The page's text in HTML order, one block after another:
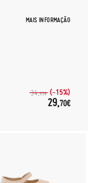
MAIS INFORMAÇÃO
34,95€ (-15%)
29,70€